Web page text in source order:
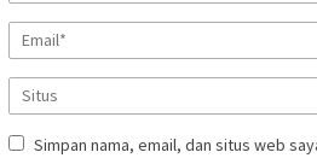
Simpan nama, email, dan situs web